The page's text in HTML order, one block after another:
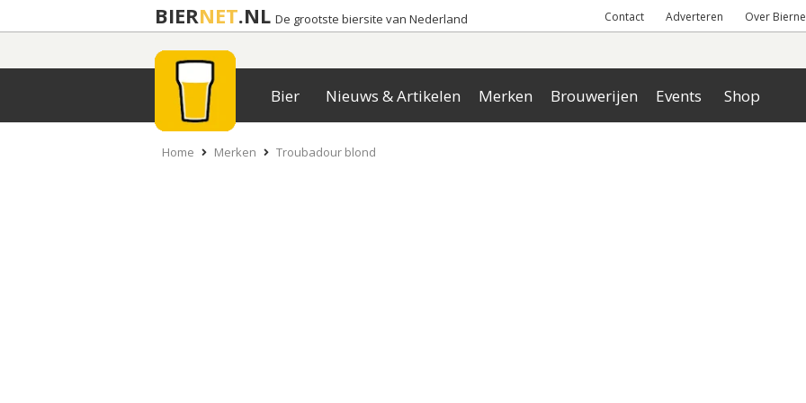
BIERNET.NL De grootste biersite van Nederland Contact Adverteren Over
Bier Nieuws & Artikelen Merken Brouwerijen Events Shop
Home Merken Troubadour blond